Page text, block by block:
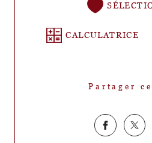
CALCULATRICE
Partager